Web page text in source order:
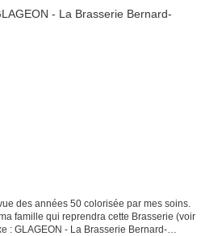
des années 50 colorisée par mes soins.
famille qui reprendra cette Brasserie (voir
: GLAGEON - La Brasserie Bernard-